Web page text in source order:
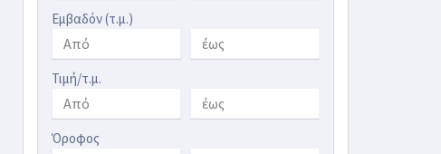
Εμβαδόν (τ.μ.)
Τιμή/τ.μ.
Όροφος